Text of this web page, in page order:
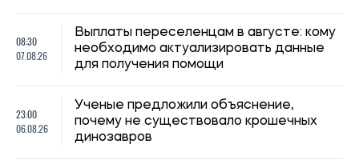
08:30
07.08.26
Выплаты переселенцам в августе: кому
необходимо актуализировать данные
для получения помощи
23:00
06.08.26
Ученые предложили объяснение,
почему не существовало крошечных
динозавров